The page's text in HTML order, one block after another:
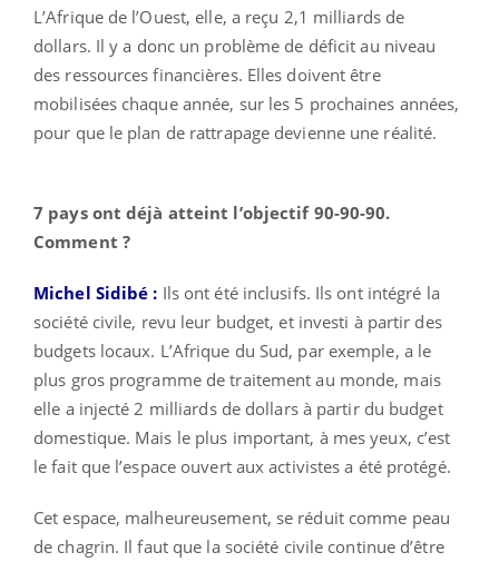
L’Afrique de l’Ouest, elle, a reçu 2,1 milliards de
dollars. Il y a donc un problème de déficit au niveau
des ressources financières. Elles doivent être
mobilisées chaque année, sur les 5 prochaines années,
pour que le plan de rattrapage devienne une réalité.
7 pays ont déjà atteint l’objectif 90-90-90.
Comment ?
Michel Sidibé : Ils ont été inclusifs. Ils ont intégré la
société civile, revu leur budget, et investi à partir des
budgets locaux. L’Afrique du Sud, par exemple, a le
plus gros programme de traitement au monde, mais
elle a injecté 2 milliards de dollars à partir du budget
domestique. Mais le plus important, à mes yeux, c’est
le fait que l’espace ouvert aux activistes a été protégé.
Cet espace, malheureusement, se réduit comme peau
de chagrin. Il faut que la société civile continue d’être